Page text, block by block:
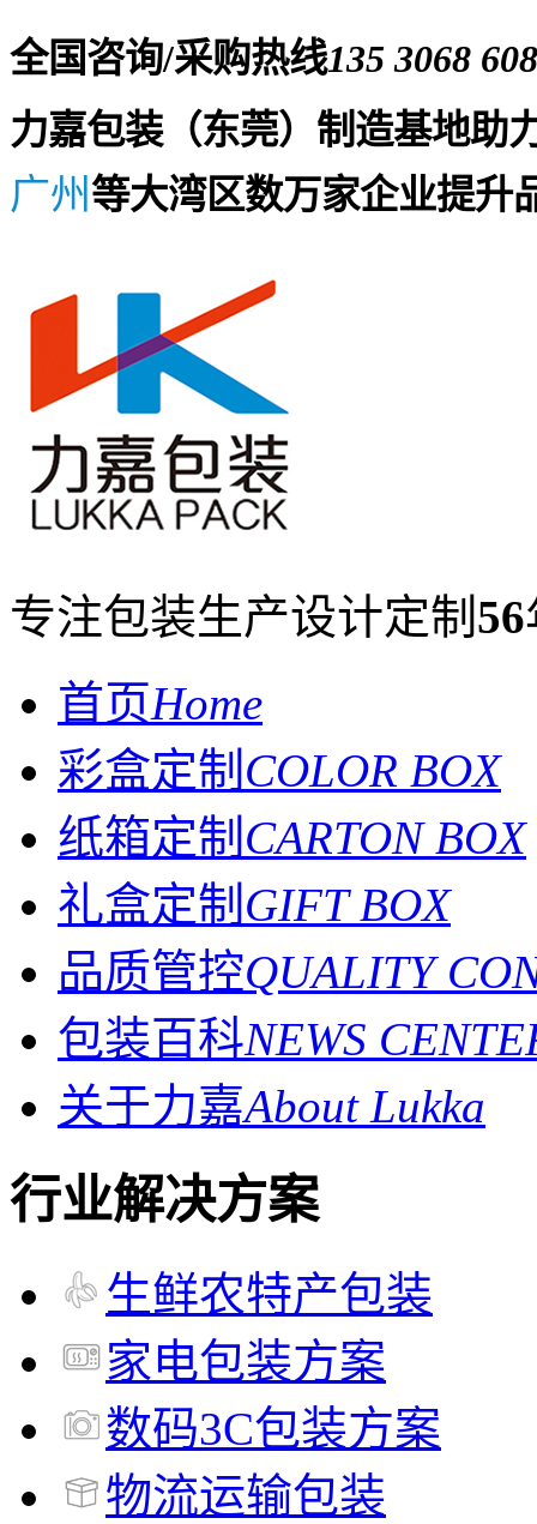
全国咨询/采购热线135 3068
力嘉包装（东莞）制造基地助
广州等大湾区数万家企业提升
专注包装生产设计定制 56
首页Home
彩盒定制 COLOR BOX
纸箱定制 CARTON BOX
礼盒定制 GIFT BOX
品质管控QUALITY
包装百科NEWS
关于力嘉About Lukka
行业解决方案
生鲜农特产包装
家电包装方案
数码3C包装方案
物流运输包装